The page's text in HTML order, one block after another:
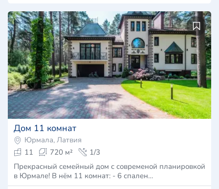
Дом 11 комнат
Юрмала, Латвия
11
720 м²
1/3
Прекрасный семейный дом с современой планировкой
в Юрмале! В нём 11 комнат: - 6 спален…